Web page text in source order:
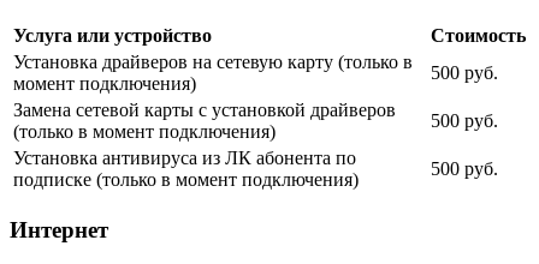
Услуга или устройство
Стоимость
Установка драйверов на сетевую карту (только в
момент подключения)
500 руб.
Замена сетевой карты с установкой драйверов
(только в момент подключения)
500 руб.
Установка антивируса из ЛК абонента по
подписке (только в момент подключения)
500 руб.
Интернет